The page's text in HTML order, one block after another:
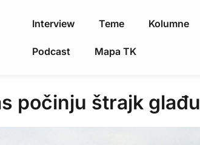
Interview Teme Kolumne
Podcast Mapa TK
počinju štrajk glađu